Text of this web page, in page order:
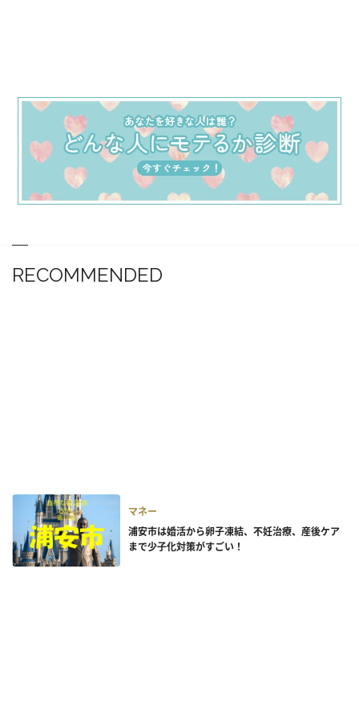
RECOMMENDED
マネー
浦安市は婚活から卵子凍結、不妊治療、産後ケア
まで少子化対策がすごい！